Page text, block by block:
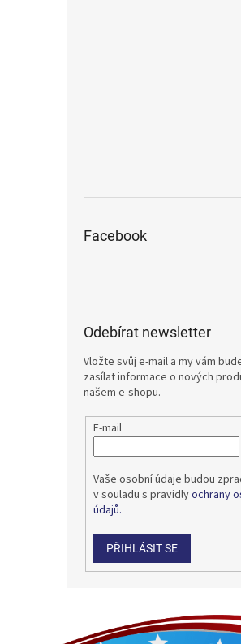
Facebook
Odebírat newsletter
Vložte svůj e-mail a my vám
zasílat informace o nových
našem e-shopu.
E-mail
Vaše osobní údaje budou
v souladu s pravidlyochrany
údajů.
PŘIHLÁSIT SE